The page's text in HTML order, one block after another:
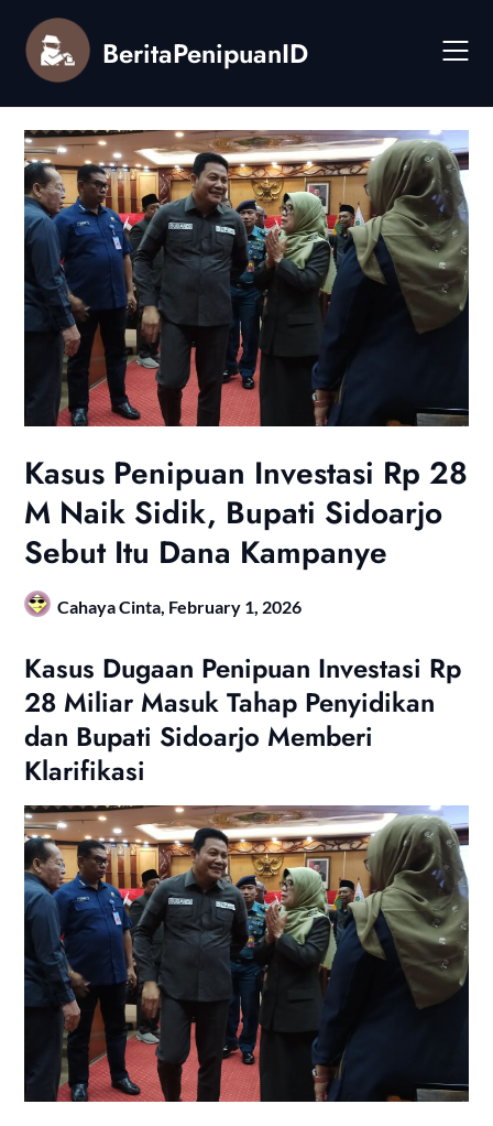
content
BeritaPenipuanID
Kasus Penipuan Investasi Rp 28
M Naik Sidik, Bupati Sidoarjo
Sebut Itu Dana Kampanye
Cahaya Cinta, February 1, 2026
Kasus Dugaan Penipuan Investasi Rp
28 Miliar Masuk Tahap Penyidikan
dan Bupati Sidoarjo Memberi
Klarifikasi